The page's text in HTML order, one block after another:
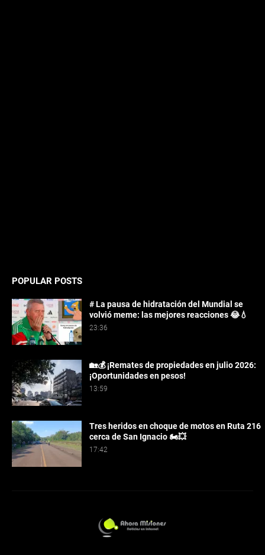
POPULAR POSTS
# La pausa de hidratación del Mundial se
volvió meme: las mejores reacciones 😂💧
23:36
🏡💰 ¡Remates de propiedades en julio 2026:
¡Oportunidades en pesos!
13:59
Tres heridos en choque de motos en Ruta 216
cerca de San Ignacio 🏍️💥
17:42